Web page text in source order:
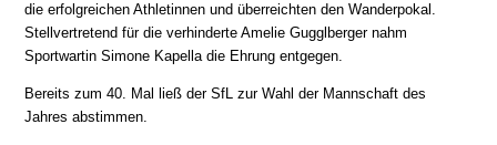
die erfolgreichen Athletinnen und überreichten den Wanderpokal.
Stellvertretend für die verhinderte Amelie Gugglberger nahm
Sportwartin Simone Kapella die Ehrung entgegen.
Bereits zum 40. Mal ließ der SfL zur Wahl der Mannschaft des
Jahres abstimmen.